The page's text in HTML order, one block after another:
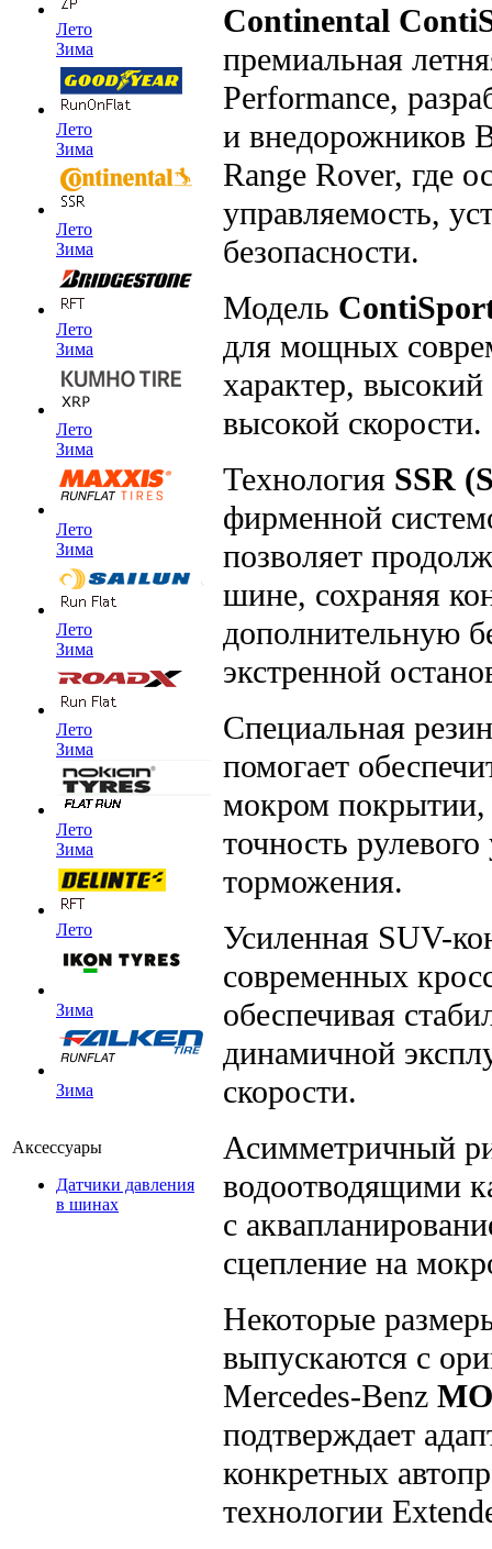
Лето
Зима
Лето
Зима
Лето
Зима
Лето
Зима
Лето
Зима
Лето
Зима
Лето
Зима
Лето
Зима
Лето
Зима
Лето
Зима
Зима
Аксессуары
Датчики давления
в шинах
Continental
премиальная
Performance,
и внедорожников
Range Rover, где
управляемость,
безопасности.
Модель
для мощных
характер,
высокой скорости.
Технология SSR
фирменной
позволяет
шине, сохраняя
дополнительную
экстренной
Специальная
помогает
мокром покрытии,
точность
торможения.
Усиленная SUV-
современных
обеспечивая
динамичной
скорости.
Асимметричный
водоотводящими
с
сцепление на
Некоторые
выпускаются с
Mercedes-Benz
подтверждает
конкретных
технологии